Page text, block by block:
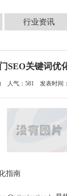
行业资讯
SEO关键词优
人气： 581 发表时间
指南